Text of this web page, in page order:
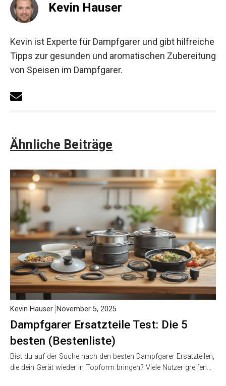
Kevin Hauser
Kevin ist Experte für Dampfgarer und gibt hilfreiche
Tipps zur gesunden und aromatischen Zubereitung
von Speisen im Dampfgarer.
Ähnliche Beiträge
Dampfgarer Ersatzteile Test: Die 5
besten (Bestenliste)
Kevin Hauser November 5, 2025
Bist du auf der Suche nach den besten Dampfgarer Ersatzteilen,
die dein Gerät wieder in Topform bringen? Viele Nutzer greifen…